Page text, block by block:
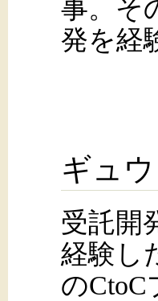
事。そ
発を経
ギュウ
受託開
経験し
の